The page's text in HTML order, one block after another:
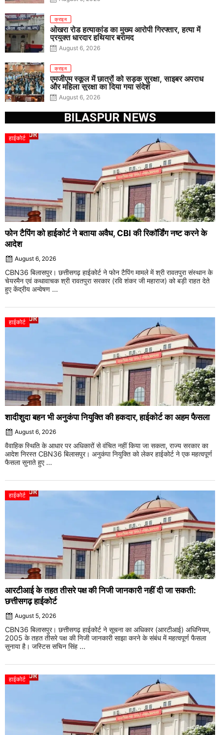
क्राइम
ओखरा रोड हत्याकांड का मुख्य आरोपी गिरफ्तार, हत्या में
प्रयुक्त धारदार हथियार बरामद
August 6, 2026
क्राइम
एमजीएम स्कूल में छात्रों को सड़क सुरक्षा, साइबर अपराध
और महिला सुरक्षा का दिया गया संदेश
August 6, 2026
BILASPUR NEWS
हाईकोर्ट
फोन टैपिंग को हाईकोर्ट ने बताया अवैध, CBI की रिकॉर्डिंग नष्ट करने के
आदेश
August 6, 2026
CBN36 बिलासपुर। छत्तीसगढ़ हाईकोर्ट ने फोन टैपिंग मामले में श्री रावतपुरा संस्थान के
चेयरमैन एवं कथावाचक श्री रावतपुरा सरकार (रवि शंकर जी महाराज) को बड़ी राहत देते
हुए केंद्रीय अन्वेषण ...
हाईकोर्ट
शादीशुदा बहन भी अनुकंपा नियुक्ति की हकदार, हाईकोर्ट का अहम फैसला
August 6, 2026
वैवाहिक स्थिति के आधार पर अधिकारों से वंचित नहीं किया जा सकता, राज्य सरकार का
आदेश निरस्त CBN36 बिलासपुर। अनुकंपा नियुक्ति को लेकर हाईकोर्ट ने एक महत्वपूर्ण
फैसला सुनाते हुए ...
हाईकोर्ट
आरटीआई के तहत तीसरे पक्ष की निजी जानकारी नहीं दी जा सकती:
छत्तीसगढ़ हाईकोर्ट
August 5, 2026
CBN36 बिलासपुर। छत्तीसगढ़ हाईकोर्ट ने सूचना का अधिकार (आरटीआई) अधिनियम,
2005 के तहत तीसरे पक्ष की निजी जानकारी साझा करने के संबंध में महत्वपूर्ण फैसला
सुनाया है। जस्टिस सचिन सिंह ...
हाईकोर्ट